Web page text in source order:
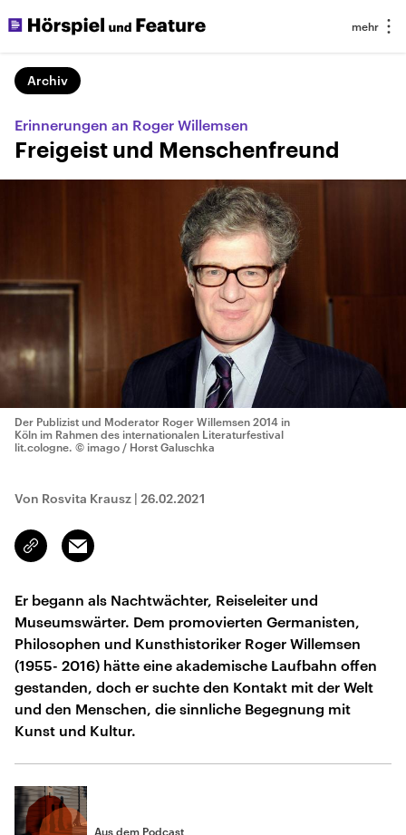
Archiv
Erinnerungen an Roger Willemsen
Freigeist und Menschenfreund
Der Publizist und Moderator Roger Willemsen 2014 in
Köln im Rahmen des internationalen Literaturfestival
lit.cologne. © imago / Horst Galuschka
Von Rosvita Krausz | 26.02.2021
Link
kopieren/teilen
Email
Er begann als Nachtwächter, Reiseleiter und
Museumswärter. Dem promovierten Germanisten,
Philosophen und Kunsthistoriker Roger Willemsen
(1955- 2016) hätte eine akademische Laufbahn offen
gestanden, doch er suchte den Kontakt mit der Welt
und den Menschen, die sinnliche Begegnung mit
Kunst und Kultur.
Aus dem Podcast